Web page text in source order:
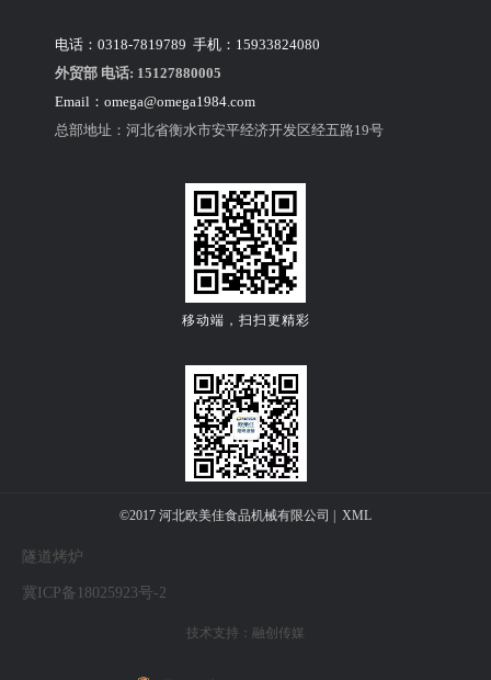
电话：0318-7819789 手机：15933824080
外贸部 电话: 15127880005
Email： omega@omega1984.com
总部地址：河北省衡水市安平经济开发区经五路19号
移动端，扫扫更精彩
©2017 河北欧美佳食品机械有限公司 | XML
隧道烤炉
冀ICP备18025923号-2
技术支持： 融创传媒